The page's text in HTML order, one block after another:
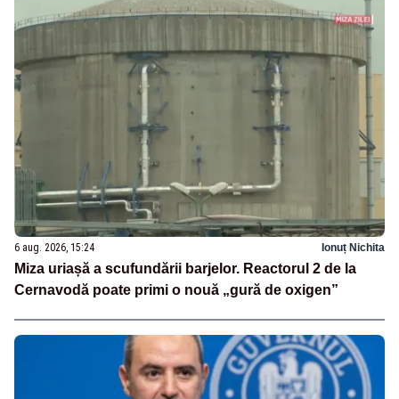
6 aug. 2026, 15:24 Ionuț Nichita
Miza uriașă a scufundării barjelor. Reactorul 2 de la
Cernavodă poate primi o nouă „gură de oxigen”